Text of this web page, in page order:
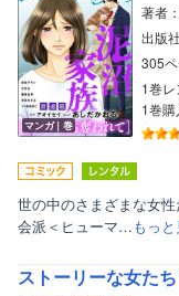
マンガ｜巻
著者
出版
305
1巻
1巻
世の中のさまざまな女
会派＜ヒューマ…もっ
ストーリーな女た